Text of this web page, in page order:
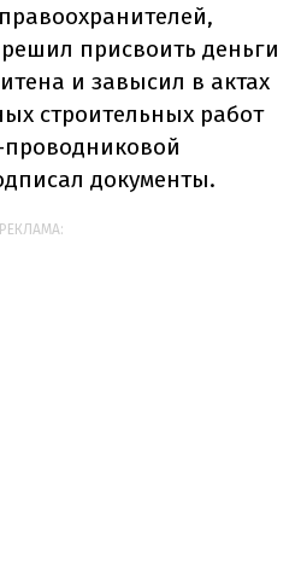
присвоить деньги
и завысил в актах
строительных работ
проводниковой
документы.
РЕКЛАМА: